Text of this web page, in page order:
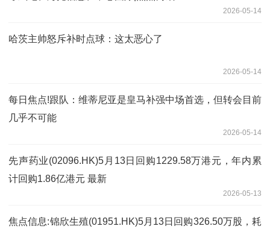
2026-05-14
哈茨主帅怒斥补时点球：这太恶心了
2026-05-14
每日焦点!跟队：维蒂尼亚是皇马补强中场首选，但转会目前
几乎不可能
2026-05-14
先声药业(02096.HK)5月13日回购1229.58万港元，年内累
计回购1.86亿港元 最新
2026-05-13
焦点信息:锦欣生殖(01951.HK)5月13日回购326.50万股，耗